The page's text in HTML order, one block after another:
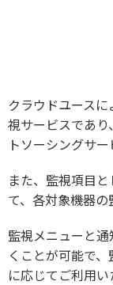
クラウドユース
視サービスであ
トソーシングサ
また、監視項目
て、各対象機器の
監視メニューと
くことが可能で
に応じてご利用い